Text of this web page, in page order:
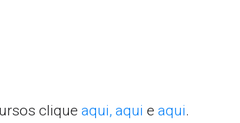
clique aqui, aqui e aqui.